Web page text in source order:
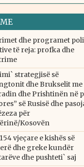
dhe programet
të reja: profka dhe
strategjisë së
dhe Brukselit me
dhe Prishtinën në
së Rusisë dhe
për
Kosovën
vjeçare e kishës së
dhe greke kundër
dhe pushteti` saj